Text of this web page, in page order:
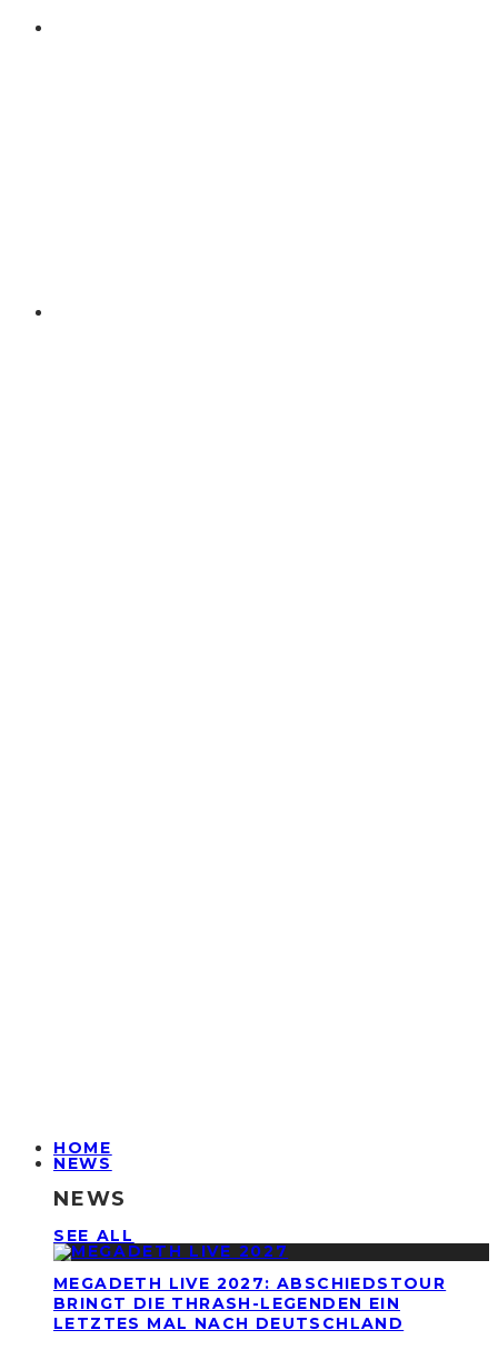
HOME
NEWS
NEWS
SEE ALL
MEGADETH LIVE 2027: ABSCHIEDSTOUR
BRINGT DIE THRASH-LEGENDEN EIN
LETZTES MAL NACH DEUTSCHLAND